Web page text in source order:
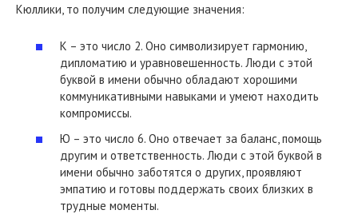
Кюллики, то получим следующие значения:
К – это число 2. Оно символизирует гармонию,
дипломатию и уравновешенность. Люди с этой
буквой в имени обычно обладают хорошими
коммуникативными навыками и умеют находить
компромиссы.
Ю – это число 6. Оно отвечает за баланс, помощь
другим и ответственность. Люди с этой буквой в
имени обычно заботятся о других, проявляют
эмпатию и готовы поддержать своих близких в
трудные моменты.